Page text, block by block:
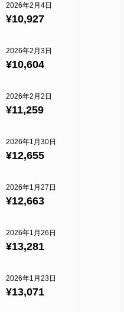
¥10,927
2026年2月4日
¥10,604
2026年2月3日
¥11,259
2026年2月2日
¥12,655
2026年1月30日
¥12,663
2026年1月27日
¥13,281
2026年1月26日
¥13,071
2026年1月23日